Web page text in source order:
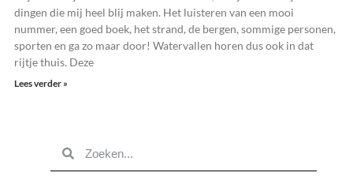
dingen die mij heel blij maken. Het luisteren van een mooi
nummer, een goed boek, het strand, de bergen, sommige personen,
sporten en ga zo maar door! Watervallen horen dus ook in dat
rijtje thuis. Deze
Lees verder »
BERICHTJE
SAMEN